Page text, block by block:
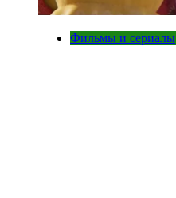
Фильмы и сериалы